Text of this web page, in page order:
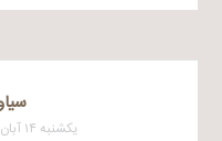
یکشنبه ۱۴ آبان ۱۳۹۱ در ۱۰:۴۵ قبل از ظهر